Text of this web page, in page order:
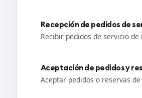
Recepción de pedidos de
Recibir pedidos de servicio de
Aceptación de pedidos y
Aceptar pedidos o reservas de